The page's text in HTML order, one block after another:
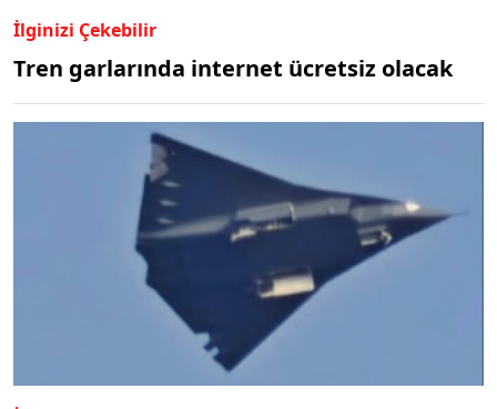
İlginizi Çekebilir
Tren garlarında internet ücretsiz olacak